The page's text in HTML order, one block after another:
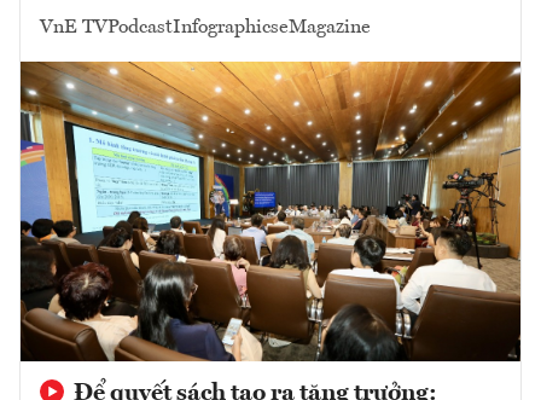
VnE TVPodcastInfographicseMagazine
Để quyết sách tạo ra tăng trưởng: